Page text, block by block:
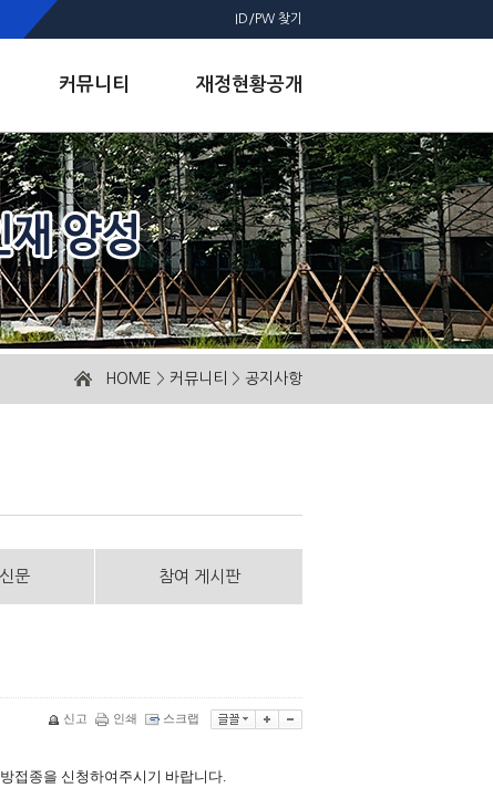
ID/PW 찾기
커뮤니티 재정현황공개
HOME > 커뮤니티 > 공지사항
문 참여 게시판
신고 인쇄 스크랩
접종을 신청하여주시기 바랍니다.